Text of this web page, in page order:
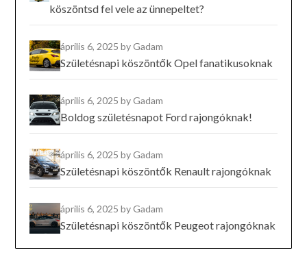
köszöntsd fel vele az ünnepeltet?
április 6, 2025by Gadam
Születésnapi köszöntők Opel fanatikusoknak
április 6, 2025by Gadam
Boldog születésnapot Ford rajongóknak!
április 6, 2025by Gadam
Születésnapi köszöntők Renault rajongóknak
április 6, 2025by Gadam
Születésnapi köszöntők Peugeot rajongóknak